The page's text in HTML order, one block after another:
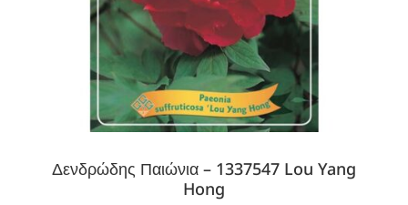
Δενδρώδης Παιώνια – 1337547 Lou Yang
Hong